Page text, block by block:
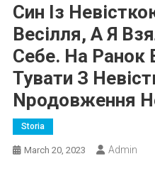
Син Із
Весілля, А Я
Себе. На Ранок
Тувати З
Nродовження
Storia
March 20, 2023 Admin